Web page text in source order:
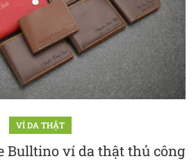
VÍ DA THẬT
Bulltino ví da thật thủ công